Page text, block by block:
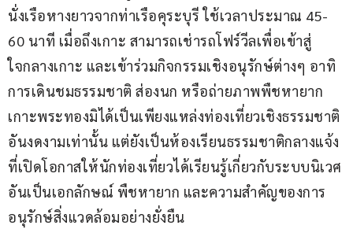
นั่งเรือหางยาวจากท่าเรือคุระบุรี ใช้เวลาประมาณ 45-
60 นาที เมื่อถึงเกาะ สามารถเช่ารถโฟร์วีลเพื่อเข้าสู่
ใจกลางเกาะ และเข้าร่วมกิจกรรมเชิงอนุรักษ์ต่างๆ อาทิ
การเดินชมธรรมชาติ ส่องนก หรือถ่ายภาพพืชหายาก
เกาะพระทองมิได้เป็นเพียงแหล่งท่องเที่ยวเชิงธรรมชาติ
อันงดงามเท่านั้น แต่ยังเป็นห้องเรียนธรรมชาติกลางแจ้ง
ที่เปิดโอกาสให้นักท่องเที่ยวได้เรียนรู้เกี่ยวกับระบบนิเวศ
อันเป็นเอกลักษณ์ พืชหายาก และความสำคัญของการ
อนุรักษ์สิ่งแวดล้อมอย่างยั่งยืน